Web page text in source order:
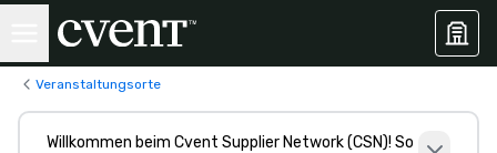
Veranstaltungsorte
Willkommen beim Cvent Supplier Network (CSN)! So